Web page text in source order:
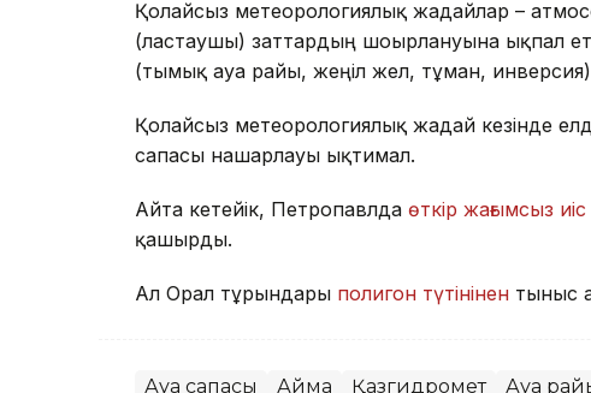
Қолайсыз метеорологиялық жағдайлар –
(ластаушы) заттардың шоғырлануына ықпал
(тымық ауа райы, жеңіл жел, тұман,
Қолайсыз метеорологиялық жағдай кезінде
сапасы нашарлауы ықтимал.
Айта кетейік, Петропавлда өткір жағымсыз иіс
қашырды.
Ал Орал тұрғындары полигон түтінінен тыныс
Ауа сапасы Аймақ Қазгидромет Ауа